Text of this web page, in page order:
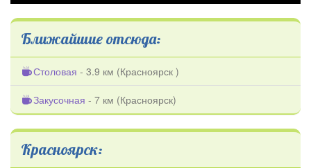
Ближайшие отсюда:
Столовая - 3.9 км (Красноярск )
Закусочная - 7 км (Красноярск)
Красноярск: